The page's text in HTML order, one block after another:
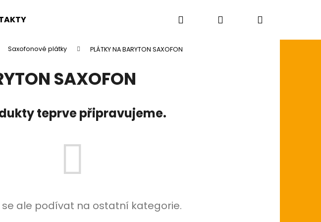
Hledat PřihlášeníNákupní
Saxofonové plátky PLÁTKY NA BARYTON SAXOFON
SAXOFON
teprve připravujeme.
se ale podívat na ostatní kategorie.
DR STRINGS DRAGON SKIN+ COATED